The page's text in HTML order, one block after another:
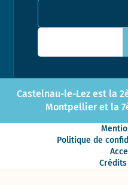
Adresse email pour
Castelnau-le-Lez est la
Montpellier et la
Politique de
Crédits